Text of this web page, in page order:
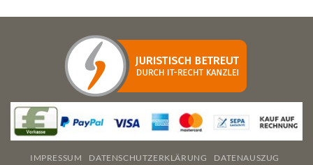
IMPRESSUM DATENSCHUTZERKLÄRUNG
DATENAUSZUG